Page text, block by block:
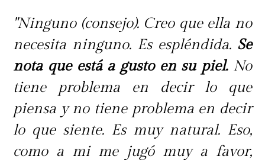
"Ninguno (consejo). Creo que ella no
necesita ninguno. Es espléndida. Se
nota que está a gusto en su piel.No
tiene problema en decir lo que
piensa y no tiene problema en decir
lo que siente. Es muy natural. Eso,
como a mi me jugó muy a favor,